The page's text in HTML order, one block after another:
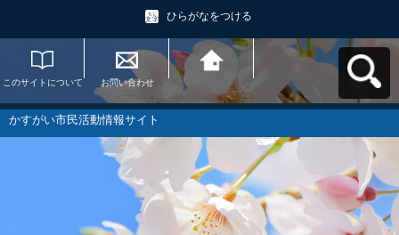
ひらがなをつける
このサイトについて お問い合わせ
かすがい市民活動情
報サイトへ戻る
かすがい市民活動情報サイト